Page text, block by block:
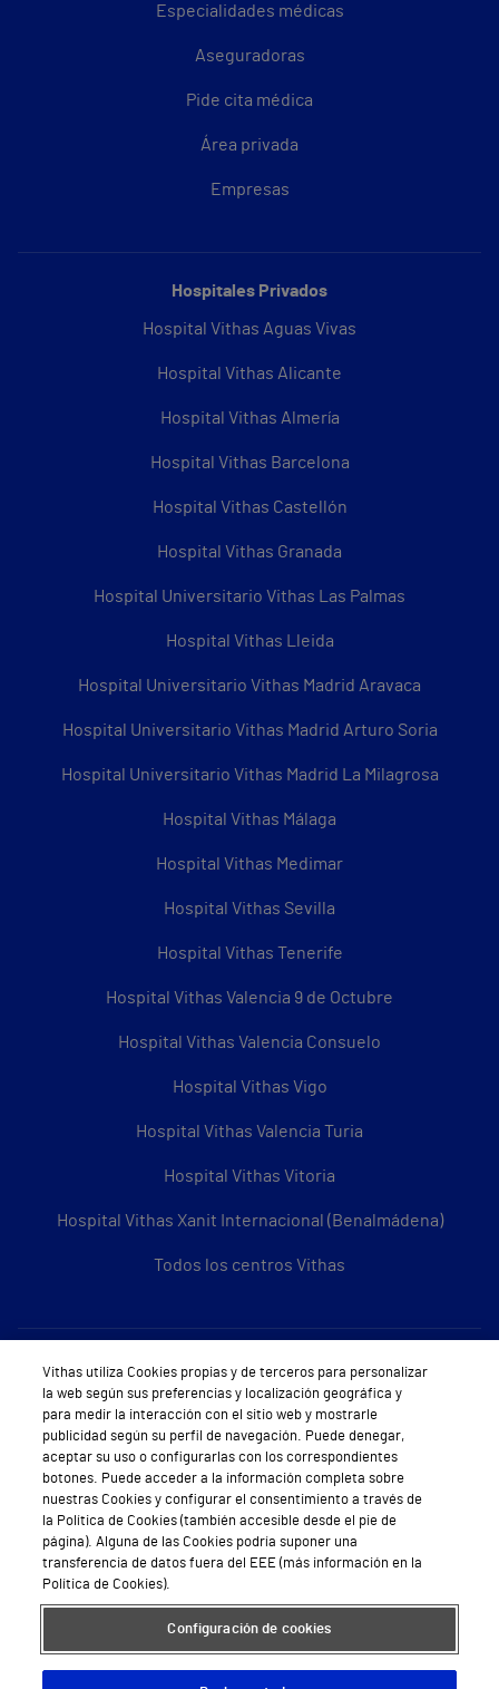
Especialidades médicas
Aseguradoras
Pide cita médica
Área privada
Empresas
Hospitales Privados
Hospital Vithas Aguas Vivas
Hospital Vithas Alicante
Hospital Vithas Almería
Hospital Vithas Barcelona
Hospital Vithas Castellón
Hospital Vithas Granada
Hospital Universitario Vithas Las Palmas
Hospital Vithas Lleida
Hospital Universitario Vithas Madrid Aravaca
Hospital Universitario Vithas Madrid Arturo Soria
Hospital Universitario Vithas Madrid La Milagrosa
Hospital Vithas Málaga
Hospital Vithas Medimar
Hospital Vithas Sevilla
Hospital Vithas Tenerife
Hospital Vithas Valencia 9 de Octubre
Hospital Vithas Valencia Consuelo
Hospital Vithas Vigo
Hospital Vithas Valencia Turia
Hospital Vithas Vitoria
Hospital Vithas Xanit Internacional (Benalmádena)
Todos los centros Vithas
Sobre Vithas
Quiénes somos
Trabajar en Vithas
Teléfono Cita Médica
Teléfono Atención al Cliente
Política de seguridad y salud en el trabajo
Conoce a Supervita
Vithas utiliza Cookies propias y de terceros para personalizar
la web según sus preferencias y localización geográfica y
para medir la interacción con el sitio web y mostrarle
publicidad según su perfil de navegación. Puede denegar,
aceptar su uso o configurarlas con los correspondientes
botones. Puede acceder a la información completa sobre
nuestras Cookies y configurar el consentimiento a través de
la Política de Cookies (también accesible desde el pie de
página). Alguna de las Cookies podría suponer una
transferencia de datos fuera del EEE (más información en la
Política de Cookies).
Configuración de cookies